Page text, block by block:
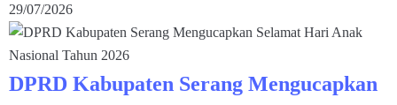
29/07/2026
DPRD Kabupaten Serang Mengucapkan